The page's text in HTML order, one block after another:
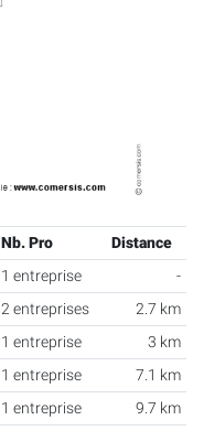
Nb. Pro
Distance
1 entreprise
-
2 entreprises
2.7 km
1 entreprise
3 km
1 entreprise
7.1 km
1 entreprise
9.7 km